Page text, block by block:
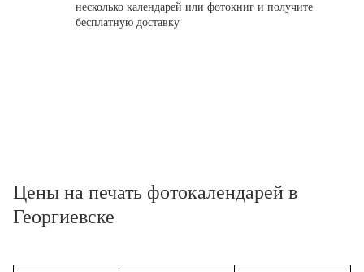
несколько календарей или фотокниг и получите
бесплатную доставку
Цены на печать фотокалендарей в
Георгиевске